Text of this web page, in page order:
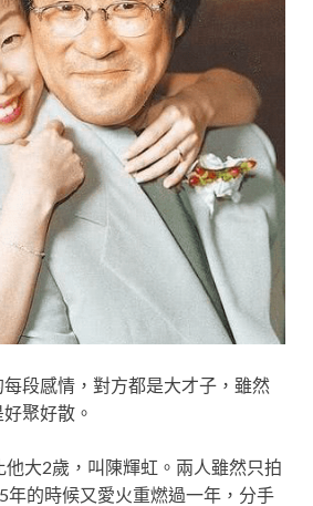
段感情，對方都是大才子，雖然
聚好散。
大2歲，叫陳輝虹。兩人雖然只拍
年的時候又愛火重燃過一年，分手